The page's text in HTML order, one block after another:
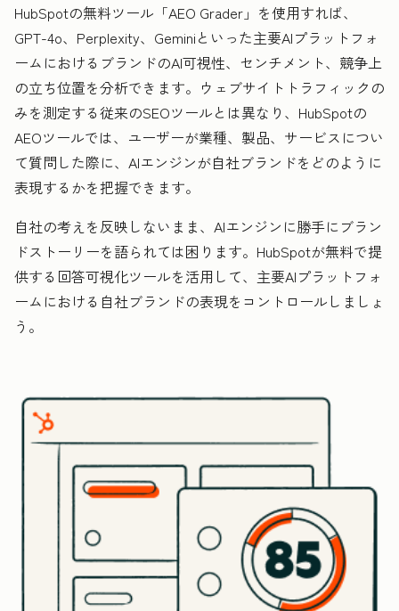
HubSpotの無料ツール「AEO Grader」を使用すれば、
GPT-4o、Perplexity、Geminiといった主要AIプラットフォ
ームにおけるブランドのAI可視性、センチメント、競争上
の立ち位置を分析できます。ウェブサイトトラフィックの
みを測定する従来のSEOツールとは異なり、HubSpotの
AEOツールでは、ユーザーが業種、製品、サービスについ
て質問した際に、AIエンジンが自社ブランドをどのように
表現するかを把握できます。
自社の考えを反映しないまま、AIエンジンに勝手にブラン
ドストーリーを語られては困ります。HubSpotが無料で提
供する回答可視化ツールを活用して、主要AIプラットフォ
ームにおける自社ブランドの表現をコントロールしましょ
う。